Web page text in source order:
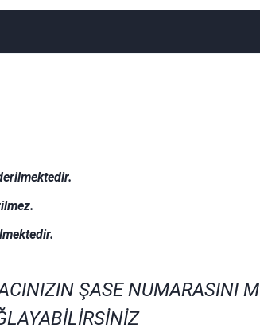
ŞASE NUMARASINI